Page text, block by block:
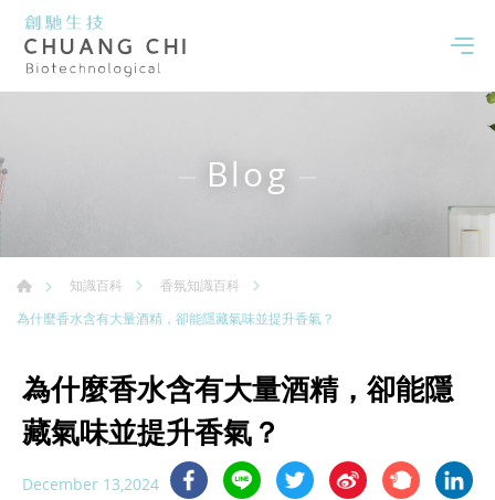
Blog
知識百科
香氛知識百科
為什麼香水含有大量酒精，卻能隱藏氣味並提升香氣？
為什麼香水含有大量酒精，卻能隱
藏氣味並提升香氣？
December 13,2024